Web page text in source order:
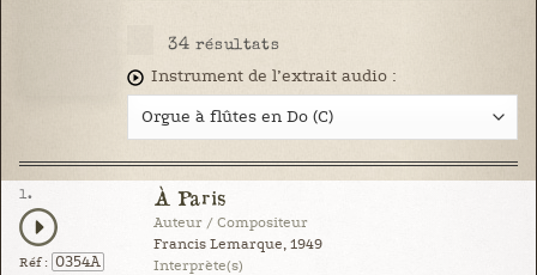
34 résultats
Instrument de l’extrait audio :
1.
Réf : 0354A
À Paris
Auteur / Compositeur
Francis Lemarque, 1949
Interprète(s)